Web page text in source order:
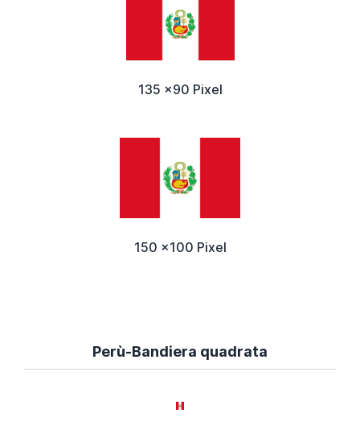
135 x90 Pixel
150 x100 Pixel
Perù-Bandiera quadrata